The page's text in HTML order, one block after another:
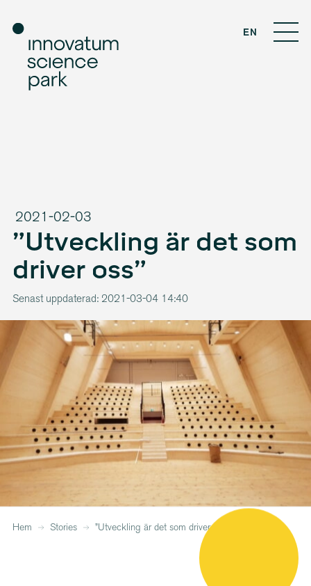
EN
2021-02-03
”Utveckling är det som
driver oss”
Senast uppdaterad: 2021-03-04 14:40
Hem Stories ”Utveckling är det som driver oss”